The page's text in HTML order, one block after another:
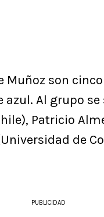
Muñoz son
Al grupo
Patricio
de
PUBLICIDAD